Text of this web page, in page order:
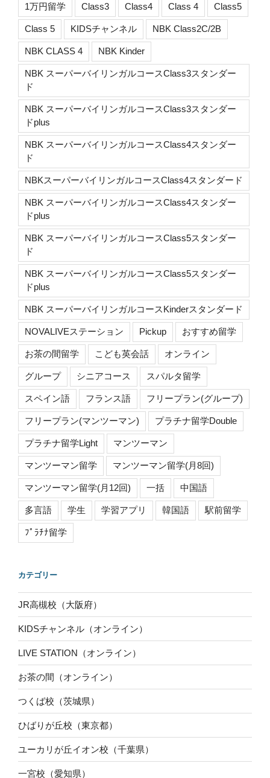
1万円留学 Class3 Class4 Class 4 Class5
Class 5 KIDSチャンネル NBK Class2C/2B
NBK CLASS 4 NBK Kinder
NBK スーパーバイリンガルコースClass3スタンダー
ド
NBK スーパーバイリンガルコースClass3スタンダー
ドplus
NBK スーパーバイリンガルコースClass4スタンダー
ド
NBKスーパーバイリンガルコースClass4スタンダード
NBK スーパーバイリンガルコースClass4スタンダー
ドplus
NBK スーパーバイリンガルコースClass5スタンダー
ド
NBK スーパーバイリンガルコースClass5スタンダー
ドplus
NBK スーパーバイリンガルコースKinderスタンダード
NOVALIVEステーション Pickup おすすめ留学
お茶の間留学 こども英会話 オンライン
グループ シニアコース スパルタ留学
スペイン語 フランス語 フリープラン(グループ)
フリープラン(マンツーマン) プラチナ留学Double
プラチナ留学Light マンツーマン
マンツーマン留学 マンツーマン留学(月8回)
マンツーマン留学(月12回) 一括 中国語
多言語 学生 学習アプリ 韓国語 駅前留学
ﾌﾟﾗﾁﾅ留学
カテゴリー
JR高槻校（大阪府）
KIDSチャンネル（オンライン）
LIVE STATION（オンライン）
お茶の間（オンライン）
つくば校（茨城県）
ひばりが丘校（東京都）
ユーカリが丘イオン校（千葉県）
一宮校（愛知県）